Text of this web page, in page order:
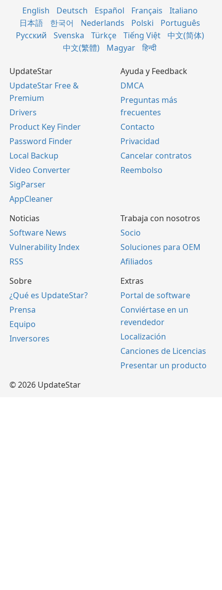
English Deutsch Español Français
Italiano
日本語
한국어 Nederlands Polski
Português
Русский
Svenska Türkçe Tiếng Việt
中文(简体)
中文(繁體)
Magyar हिन्दी
UpdateStar
UpdateStar Free &
Premium
Drivers
Product Key Finder
Password Finder
Local Backup
Video Converter
SigParser
AppCleaner
Ayuda y Feedback
DMCA
Preguntas más
frecuentes
Contacto
Privacidad
Cancelar contratos
Reembolso
Noticias
Software News
Vulnerability Index
RSS
Trabaja con nosotros
Socio
Soluciones para OEM
Afiliados
Sobre
¿Qué es UpdateStar?
Prensa
Equipo
Inversores
Extras
Portal de software
Conviértase en un
revendedor
Localización
Canciones de Licencias
Presentar un producto
© 2026 UpdateStar